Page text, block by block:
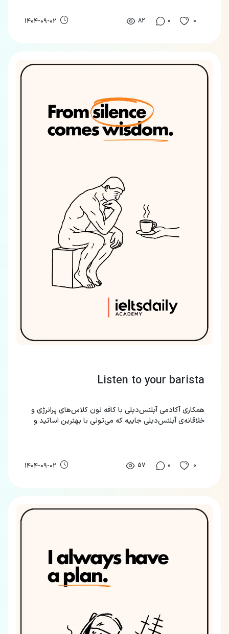
0
0
82
1404-09-02
Listen to your barista
همکاری آکادمی آیلتس‌دیلی با کافه نون کلاس‌های پرانرژی و
خلاقانه‌ی آیلتس‌دیلی جاییه که می‌تونی با بهترین اساتید و
0
0
57
1404-09-02